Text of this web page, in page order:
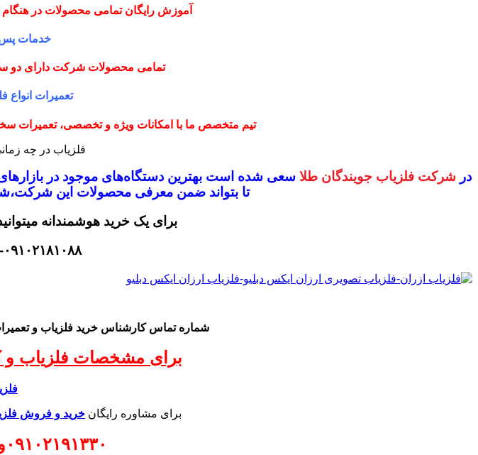
آموزش رایگان تمامی محصولات در
خدمات
تمامی محصولات شرکت دارای دو
تعمیرات انواع
تیم متخصص ما با امکانات ویژه و تخصصی، تعمیرات سخت
فلزیاب در چه
در شرکت فلزیاب جویندگان طلا سعی شده است بهترین دستگاه‌های موجود در
تا بتواند ضمن معرفی محصولات این شرکت،
برای یک خرید هوشمندانه
شماره تماس کارشناسخرید فلزیاب و
برای مشخصات فلزیاب و
برای مشاوره رایگان خرید و فروش
۰۹۱۰۲۱۹۱۳۳۰